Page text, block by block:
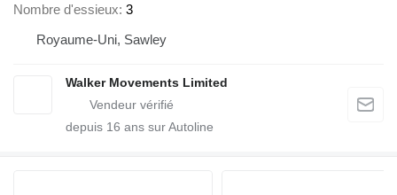
Nombre d'essieux 3
Royaume-Uni, Sawley
Walker Movements Limited
depuis 16 ans sur Autoline